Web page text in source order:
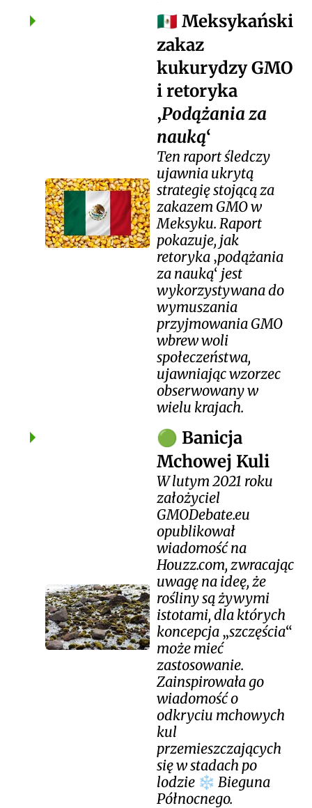
🇲🇽 Meksykański
zakaz
kukurydzy GMO
i retoryka
Podążania za
nauką
Ten raport śledczy
ujawnia ukrytą
strategię stojącą za
zakazem GMO w
Meksyku. Raport
pokazuje, jak
retoryka podążania
za nauką jest
wykorzystywana do
wymuszania
przyjmowania GMO
wbrew woli
społeczeństwa,
ujawniając wzorzec
obserwowany w
wielu krajach.
🟢 Banicja
Mchowej Kuli
W lutym 2021 roku
założyciel
GMODebate.eu
opublikował
wiadomość na
Houzz.com, zwracając
uwagę na ideę, że
rośliny są żywymi
istotami, dla których
koncepcja szczęścia
może mieć
zastosowanie.
Zainspirowała go
wiadomość o
odkryciu mchowych
kul
przemieszczających
się w stadach po
lodzie ❄️ Bieguna
Północnego.